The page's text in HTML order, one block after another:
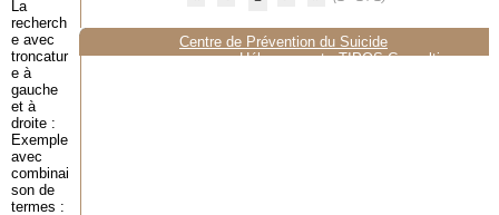
Centre de Prévention du Suicide
Hébergement :TIPOS Consulting
La
recherch
e avec
troncatur
e à
gauche
et à
droite :
Exemple
avec
combinai
son de
termes :